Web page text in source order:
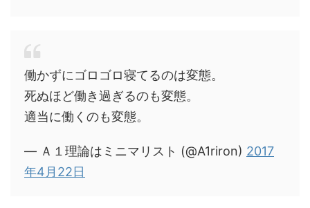
働かずにゴロゴロ寝てるのは変態。
死ぬほど働き過ぎるのも変態。
適当に働くのも変態。
— Ａ１理論はミニマリスト (@A1riron) 2017
年4月22日